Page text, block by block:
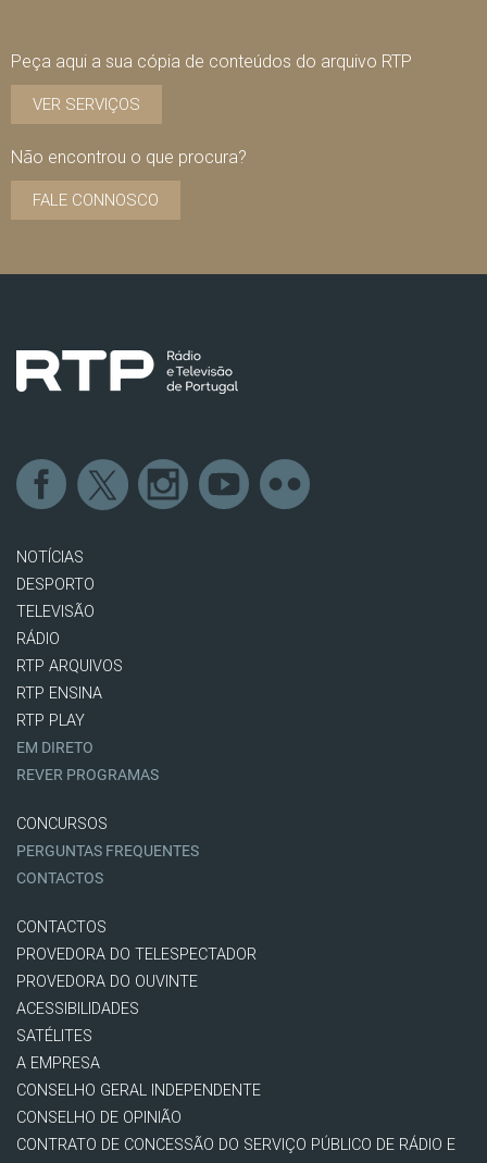
Peça aqui a sua cópia de conteúdos do arquivo RTP
VER SERVIÇOS
Não encontrou o que procura?
FALE CONNOSCO
NOTÍCIAS
DESPORTO
TELEVISÃO
RÁDIO
RTP ARQUIVOS
RTP ENSINA
RTP PLAY
EM DIRETO
REVER PROGRAMAS
CONCURSOS
PERGUNTAS FREQUENTES
CONTACTOS
CONTACTOS
PROVEDORA DO TELESPECTADOR
PROVEDORA DO OUVINTE
ACESSIBILIDADES
SATÉLITES
A EMPRESA
CONSELHO GERAL INDEPENDENTE
CONSELHO DE OPINIÃO
CONTRATO DE CONCESSÃO DO SERVIÇO PÚBLICO DE RÁDIO E